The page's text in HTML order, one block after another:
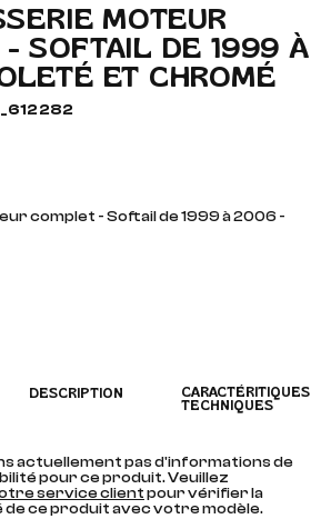
MOTEUR
- SOFTAIL DE 1999 À
ET CHROMÉ
complet - Softail de 1999 à 2006 -
DESCRIPTION
CARACTÉRITIQUES
TECHNIQUES
actuellement pas d'informations de
pour ce produit. Veuillez
service clientpour vérifier la
ce produit avec votre modèle.